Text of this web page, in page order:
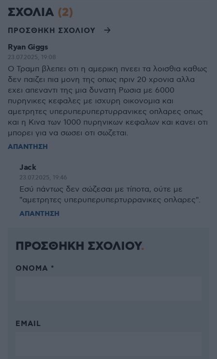
ΣΧΟΛΙΑ (2)
ΠΡΟΣΘΗΚΗ ΣΧΟΛΙΟΥ
Ryan Giggs
23.07.2025, 19:08
Ο Τραμπ βλεπει οτι η αμερικη πνεει τα λοισθια καθως
δεν παιζει πια μονη της οπως πριν 20 χρονια αλλα
εχει απεναντι της μια δυνατη Ρωσια με 6000
πυρηνικες κεφαλες με ισχυρη οικονομια και
αμετρητες υπερυπερυπερτυρρανικες οπλαρες οπως
και η Κινα των 1000 πυρηνικων κεφαλων και κανει οτι
μπορει για να σωσει οτι σωζεται.
ΑΠΑΝΤΗΣΗ
Jack
23.07.2025, 19:46
Εσύ πάντως δεν σώζεσαι με τίποτα, ούτε με
"αμετρητες υπερυπερυπερτυρρανικες οπλαρες".
ΑΠΑΝΤΗΣΗ
ΠΡΟΣΘΗΚΗ ΣΧΟΛΙΟΥ
ΌΝΟΜΑ *
EMAIL